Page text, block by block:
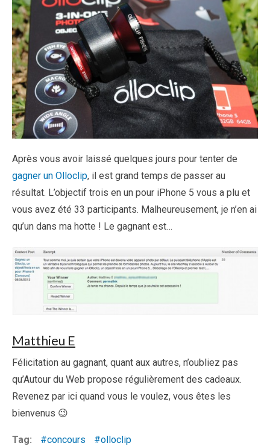
Après vous avoir laissé quelques jours pour tenter de
gagner un Olloclip, il est grand temps de passer au
résultat. L’objectif trois en un pour iPhone 5 vous a plu et
vous avez été 33 participants. Malheureusement, je n’en ai
qu’un dans ma hotte ! Le gagnant est…
Matthieu E
Félicitation au gagnant, quant aux autres, n’oubliez pas
qu’Autour du Web propose régulièrement des cadeaux.
Revenez par ici quand vous le voulez, vous êtes les
bienvenus 😉
Tag: concours olloclip